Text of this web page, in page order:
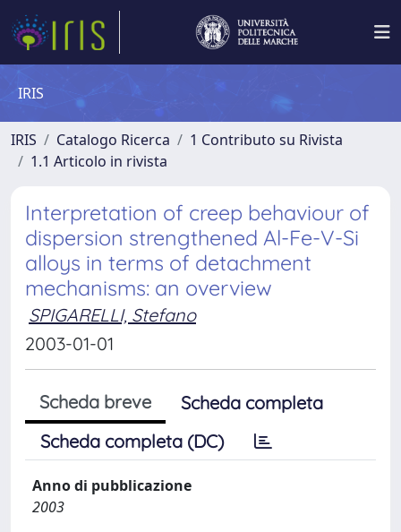
IRIS
IRIS Catalogo Ricerca
1 Contributo su Rivista
1.1 Articolo in rivista
Interpretation of creep behaviour of
dispersion strengthened Al-Fe-V-Si
alloys in terms of detachment
mechanisms: an overview
SPIGARELLI, Stefano
2003-01-01
Scheda breve
Scheda completa
Scheda completa (DC)
Anno di pubblicazione
2003